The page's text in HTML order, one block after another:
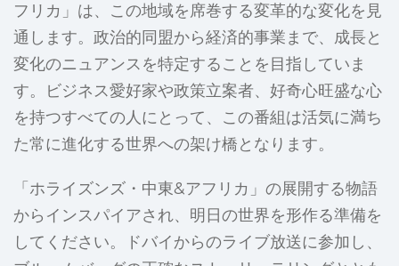
フリカ」は、この地域を席巻する変革的な変化を見
通します。政治的同盟から経済的事業まで、成長と
変化のニュアンスを特定することを目指していま
す。ビジネス愛好家や政策立案者、好奇心旺盛な心
を持つすべての人にとって、この番組は活気に満ち
た常に進化する世界への架け橋となります。
「ホライズンズ・中東&アフリカ」の展開する物語
からインスパイアされ、明日の世界を形作る準備を
してください。ドバイからのライブ放送に参加し、